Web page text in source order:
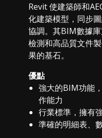
Revit 使建築師和
化建築模型，同步
協調。其BIM數據
檢測和高品質文件
果的基石。
優點
強大的BIM功能
作能力
行業標準，擁有
準確的明細表、